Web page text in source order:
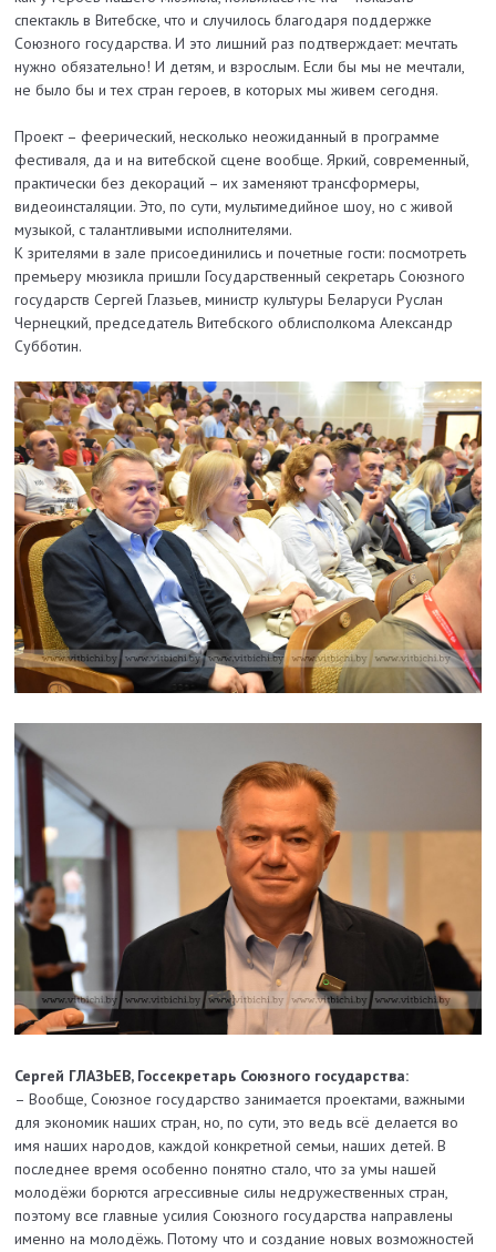
спектакль в Витебске, что и случилось благодаря поддержке
Союзного государства. И это лишний раз подтверждает: мечтать
нужно обязательно! И детям, и взрослым. Если бы мы не мечтали,
не было бы и тех стран героев, в которых мы живем сегодня.
Проект – феерический, несколько неожиданный в программе
фестиваля, да и на витебской сцене вообще. Яркий, современный,
практически без декораций – их заменяют трансформеры,
видеоинсталяции. Это, по сути, мультимедийное шоу, но с живой
музыкой, с талантливыми исполнителями.
К зрителями в зале присоединились и почетные гости: посмотреть
премьеру мюзикла пришли Государственный секретарь Союзного
государств Сергей Глазьев, министр культуры Беларуси Руслан
Чернецкий, председатель Витебского облисполкома Александр
Субботин.
Сергей ГЛАЗЬЕВ, Госсекретарь Союзного государства:
– Вообще, Союзное государство занимается проектами, важными
для экономик наших стран, но, по сути, это ведь всё делается во
имя наших народов, каждой конкретной семьи, наших детей. В
последнее время особенно понятно стало, что за умы нашей
молодёжи борются агрессивные силы недружественных стран,
поэтому все главные усилия Союзного государства направлены
именно на молодёжь. Потому что и создание новых возможностей